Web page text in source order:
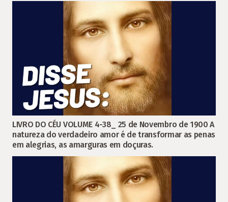
LIVRO DO CÉU VOLUME 4-38_ 25 de Novembro de 1900 A
natureza do verdadeiro amor é de transformar as penas
em alegrias, as amarguras em doçuras.